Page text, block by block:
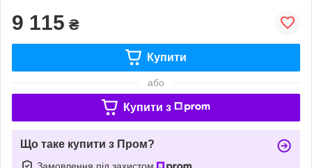
9 115 ₴
Купити
або
Купити з
Що таке купити з Пром?
Замовлення під захистом